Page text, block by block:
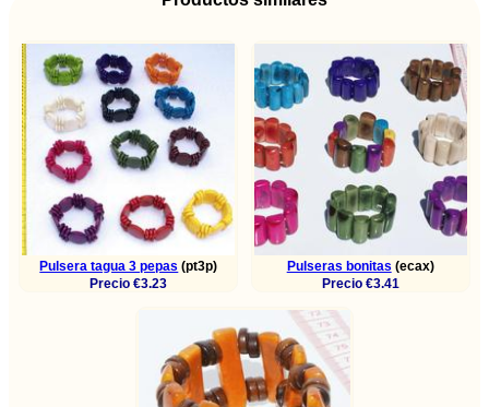
Pulsera tagua 3 pepas (pt3p)
Precio €3.23
Pulseras bonitas (ecax)
Precio €3.41